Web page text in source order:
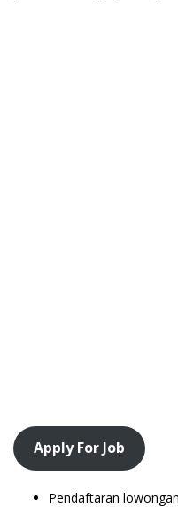
Apply For Job
Pendaftaran